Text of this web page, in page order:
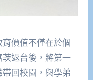
價值不僅在於個
返台後，將第一
回校園，與學弟